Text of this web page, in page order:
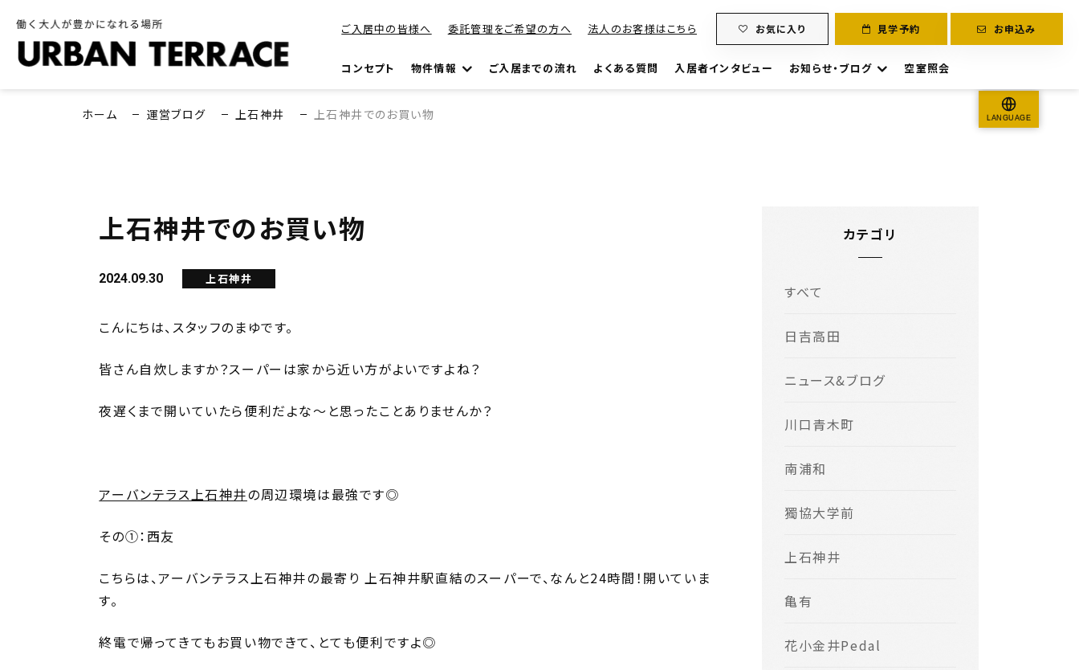
ご入居中の皆様へ 委託管理をご希望の方へ 法人のお客様はこちら お気に入り 見学予約 お申込み
コンセプト 物件情報 ご入居までの流れ よくある質問 入居者インタビュー お知らせ・ブログ 空室照会
ホーム 運営ブログ 上石神井 上石神井でのお買い物
上石神井でのお買い物
2024.09.30 上石神井
こんにちは、スタッフのまゆです。
皆さん自炊しますか？スーパーは家から近い方がよいですよね？
夜遅くまで開いていたら便利だよな～と思ったことありませんか？
アーバンテラス上石神井の周辺環境は最強です◎
その①：西友
こちらは、アーバンテラス上石神井の最寄り 上石神井駅直結のスーパーで、なんと24時間！開いていま
す。
終電で帰ってきてもお買い物できて、とても便利ですよ◎
カテゴリ
すべて
日吉高田
ニュース&ブログ
川口青木町
南浦和
獨協大学前
上石神井
亀有
花小金井Pedal
LANGUAGE